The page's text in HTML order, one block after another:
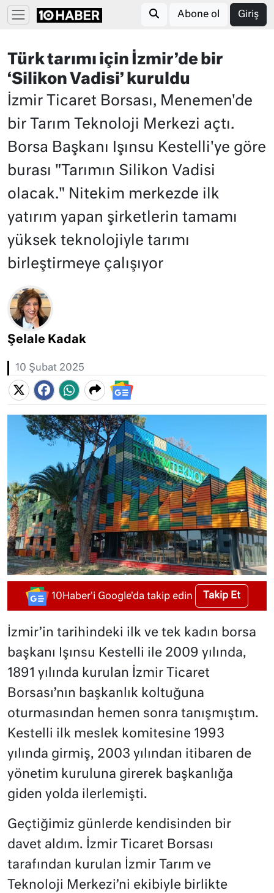
Abone ol Giriş
Türk tarımı için İzmir’de bir
‘Silikon Vadisi’ kuruldu
İzmir Ticaret Borsası, Menemen'de
bir Tarım Teknoloji Merkezi açtı.
Borsa Başkanı Işınsu Kestelli'ye göre
burası "Tarımın Silikon Vadisi
olacak." Nitekim merkezde ilk
yatırım yapan şirketlerin tamamı
yüksek teknolojiyle tarımı
birleştirmeye çalışıyor
Şelale Kadak
10 Şubat 2025
10Haber'i Google'da takip edin Takip Et
İzmir’in tarihindeki ilk ve tek kadın borsa
başkanı Işınsu Kestelli ile 2009 yılında,
1891 yılında kurulan İzmir Ticaret
Borsası’nın başkanlık koltuğuna
oturmasından hemen sonra tanışmıştım.
Kestelli ilk meslek komitesine 1993
yılında girmiş, 2003 yılından itibaren de
yönetim kuruluna girerek başkanlığa
giden yolda ilerlemişti.
Geçtiğimiz günlerde kendisinden bir
davet aldım. İzmir Ticaret Borsası
tarafından kurulan İzmir Tarım ve
Teknoloji Merkezi’ni ekibiyle birlikte